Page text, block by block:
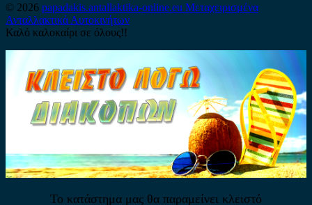
© 2026 papadakis.antallaktika-online.eu Μεταχειρισμένα
Ανταλλακτικά Αυτοκινήτων
Καλό καλοκαίρι σε όλους!!
Το κατάστημα μας θα παραμείνει κλειστό